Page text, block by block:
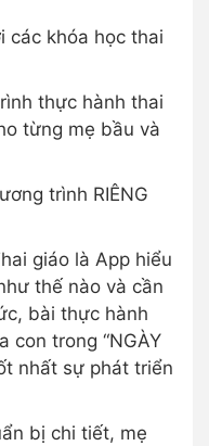
các khóa học thai
thực hành thai
từng mẹ bầu và
trình RIÊNG
giáo là App hiểu
thế nào và cần
bài thực hành
con trong “NGÀY
nhất sự phát triển
bị chi tiết, mẹ